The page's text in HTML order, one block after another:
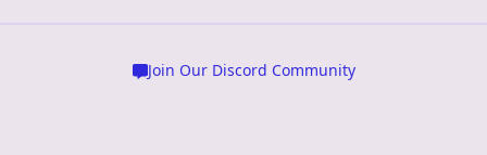
Join Our Discord Community